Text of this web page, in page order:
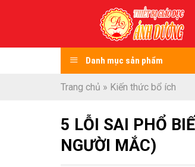
Danh mục sản phẩm
Trang chủ » Kiến thức bổ ích
5 LỖI SAI PHỔ
NGƯỜI MẮC)